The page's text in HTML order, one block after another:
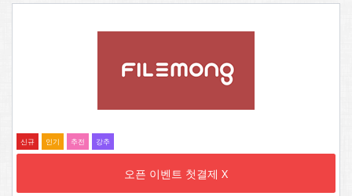
신규 인기 추전 강추
오픈 이벤트 첫결제 X